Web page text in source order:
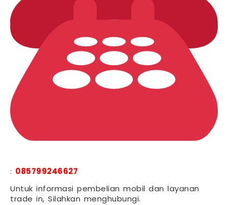
: 085799246627
Untuk informasi pembelian mobil dan layanan
trade in, Silahkan menghubungi.